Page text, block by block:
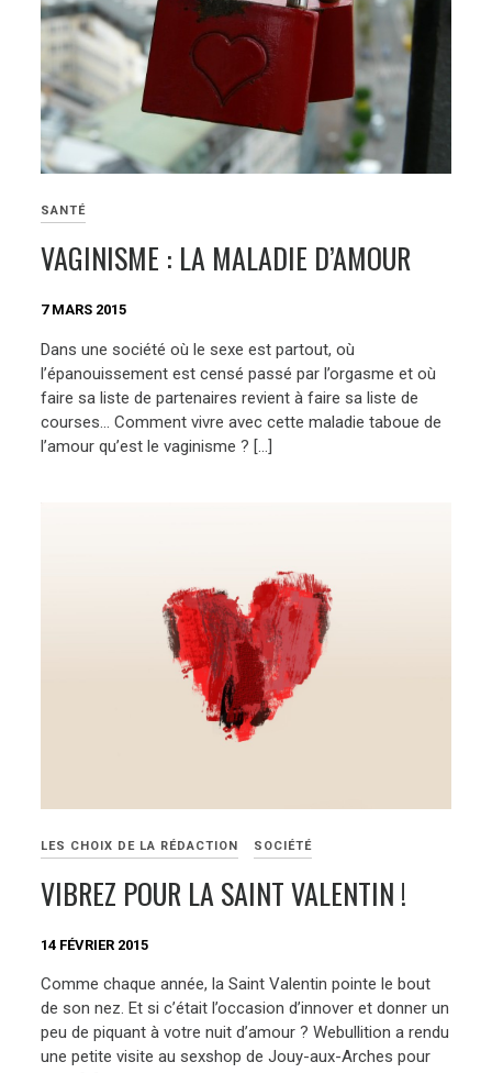
SANTÉ
VAGINISME : LA MALADIE D’AMOUR
7 MARS 2015
Dans une société où le sexe est partout, où
l’épanouissement est censé passé par l’orgasme et où
faire sa liste de partenaires revient à faire sa liste de
courses… Comment vivre avec cette maladie taboue de
l’amour qu’est le vaginisme ? […]
LES CHOIX DE LA RÉDACTION SOCIÉTÉ
VIBREZ POUR LA SAINT VALENTIN !
14 FÉVRIER 2015
Comme chaque année, la Saint Valentin pointe le bout
de son nez. Et si c’était l’occasion d’innover et donner un
peu de piquant à votre nuit d’amour ? Webullition a rendu
une petite visite au sexshop de Jouy-aux-Arches pour